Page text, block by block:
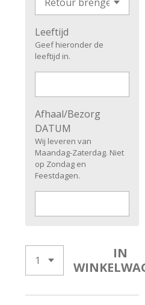
Leeftijd
Geef hieronder de
leeftijd in.
Afhaal/Bezorg
DATUM
Wij leveren van
Maandag-Zaterdag. Niet
op Zondag en
Feestdagen.
IN